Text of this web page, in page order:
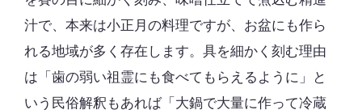
汁で、本来は小正月の料理ですが、お盆にも作ら
れる地域が多く存在します。具を細かく刻む理由
は「歯の弱い祖霊にも食べてもらえるように」と
いう民俗解釈もあれば「大鍋で大量に作って冷蔵